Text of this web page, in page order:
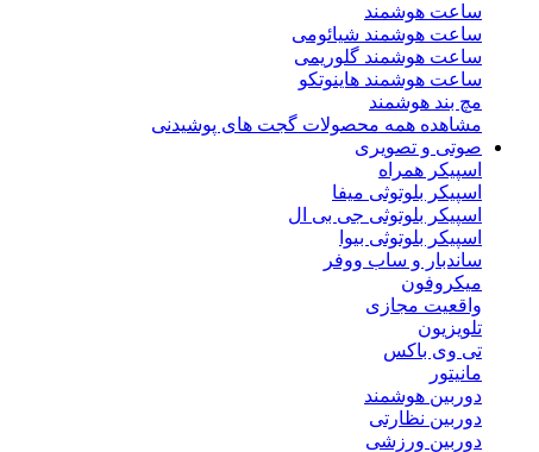
ساعت هوشمند
ساعت هوشمند شیائومی
ساعت هوشمند گلوریمی
ساعت هوشمند هاینوتکو
مچ بند هوشمند
مشاهده همه محصولات گجت های پوشیدنی
صوتی و تصویری
اسپیکر همراه
اسپیکر بلوتوثی میفا
اسپیکر بلوتوثی جی بی ال
اسپیکر بلوتوثی بیوا
ساندبار و ساب ووفر
میکروفون
واقعیت مجازی
تلویزیون
تی وی باکس
مانیتور
دوربین هوشمند
دوربین نظارتی
دوربین ورزشی